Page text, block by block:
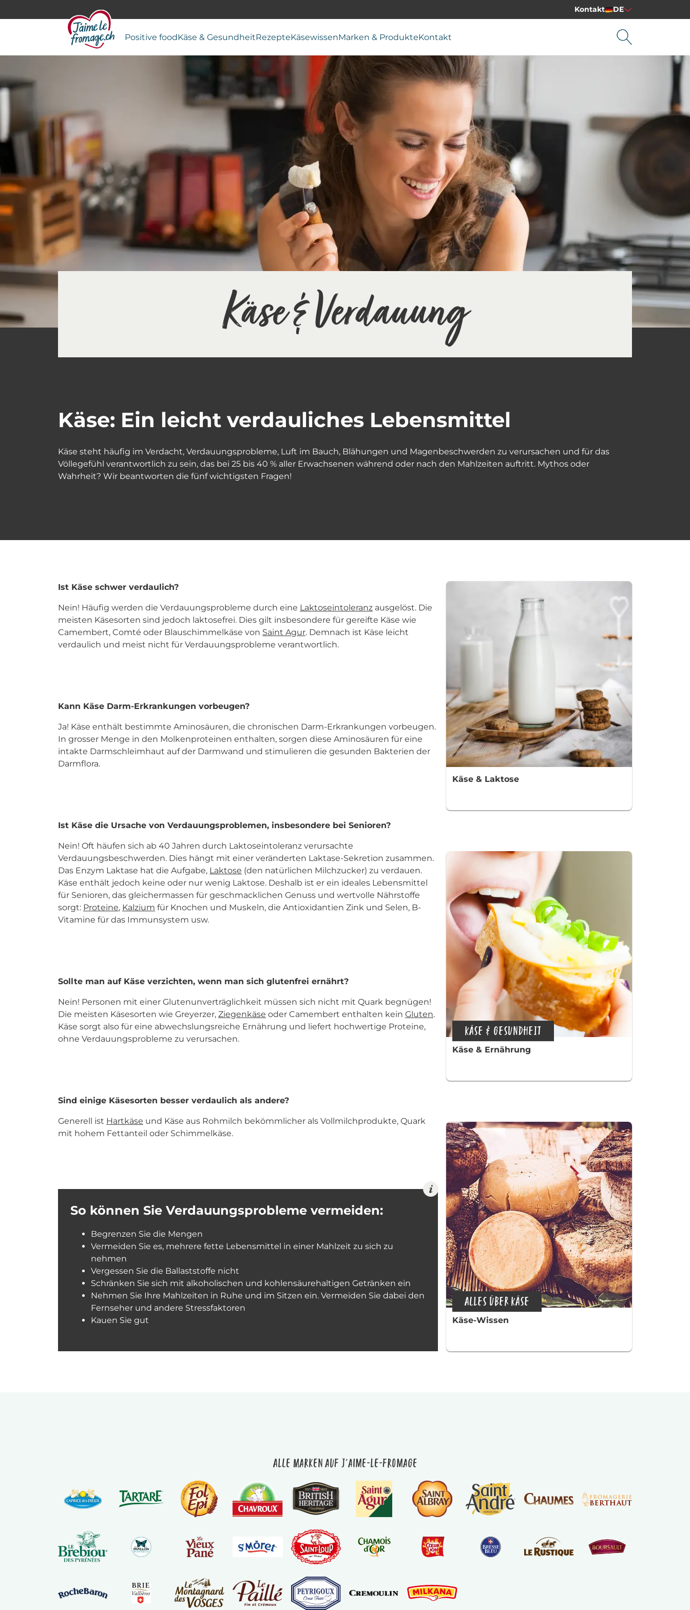
Kontakt DE
Positive foodKäse & GesundheitRezepteKäsewissenMarken & ProdukteKontakt
Käse & Verdauung
Käse: Ein leicht verdauliches Lebensmittel
Käse steht häufig im Verdacht, Verdauungsprobleme, Luft im Bauch, Blähungen und Magenbeschwerden zu verursachen und für das
Völlegefühl verantwortlich zu sein, das bei 25 bis 40 % aller Erwachsenen während oder nach den Mahlzeiten auftritt. Mythos oder
Wahrheit? Wir beantworten die fünf wichtigsten Fragen!
Ist Käse schwer verdaulich?
Nein! Häufig werden die Verdauungsprobleme durch eine Laktoseintoleranz ausgelöst. Die
meisten Käsesorten sind jedoch laktosefrei. Dies gilt insbesondere für gereifte Käse wie
Camembert, Comté oder Blauschimmelkäse von Saint Agur. Demnach ist Käse leicht
verdaulich und meist nicht für Verdauungsprobleme verantwortlich.
Kann Käse Darm-Erkrankungen vorbeugen?
Ja! Käse enthält bestimmte Aminosäuren, die chronischen Darm-Erkrankungen vorbeugen.
In grosser Menge in den Molkenproteinen enthalten, sorgen diese Aminosäuren für eine
intakte Darmschleimhaut auf der Darmwand und stimulieren die gesunden Bakterien der
Darmflora.
Ist Käse die Ursache von Verdauungsproblemen, insbesondere bei Senioren?
Nein! Oft häufen sich ab 40 Jahren durch Laktoseintoleranz verursachte
Verdauungsbeschwerden. Dies hängt mit einer veränderten Laktase-Sekretion zusammen.
Das Enzym Laktase hat die Aufgabe, Laktose (den natürlichen Milchzucker) zu verdauen.
Käse enthält jedoch keine oder nur wenig Laktose. Deshalb ist er ein ideales Lebensmittel
für Senioren, das gleichermassen für geschmacklichen Genuss und wertvolle Nährstoffe
sorgt: Proteine, Kalzium für Knochen und Muskeln, die Antioxidantien Zink und Selen, B-
Vitamine für das Immunsystem usw.
Sollte man auf Käse verzichten, wenn man sich glutenfrei ernährt?
Nein! Personen mit einer Glutenunverträglichkeit müssen sich nicht mit Quark begnügen!
Die meisten Käsesorten wie Greyerzer, Ziegenkäse oder Camembert enthalten kein Gluten.
Käse sorgt also für eine abwechslungsreiche Ernährung und liefert hochwertige Proteine,
ohne Verdauungsprobleme zu verursachen.
Sind einige Käsesorten besser verdaulich als andere?
Generell ist Hartkäse und Käse aus Rohmilch bekömmlicher als Vollmilchprodukte, Quark
mit hohem Fettanteil oder Schimmelkäse.
So können Sie Verdauungsprobleme vermeiden:
Begrenzen Sie die Mengen
Vermeiden Sie es, mehrere fette Lebensmittel in einer Mahlzeit zu sich zu
nehmen
Vergessen Sie die Ballaststoffe nicht
Schränken Sie sich mit alkoholischen und kohlensäurehaltigen Getränken ein
Nehmen Sie Ihre Mahlzeiten in Ruhe und im Sitzen ein. Vermeiden Sie dabei den
Fernseher und andere Stressfaktoren
Kauen Sie gut
Käse & Laktose
KÄSE & GESUNDHEIT
Käse & Ernährung
ALLES ÜBER KÄSE
Käse-Wissen
Alle Marken auf J'aime-le-fromage